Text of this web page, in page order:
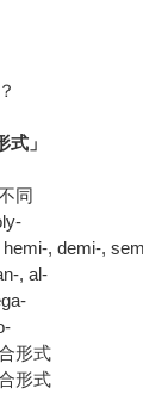
」
同
, demi-,
, al-
形式
形式